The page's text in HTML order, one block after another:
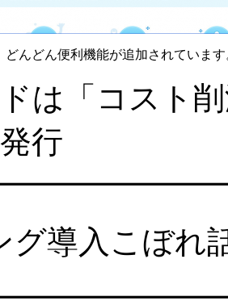
どんどん便利機能が追加されています
は「コスト
行
グ導入こぼれ